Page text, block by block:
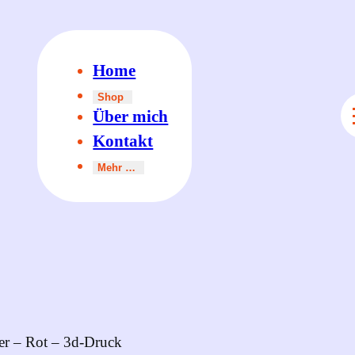
Home
Shop
Über mich
Kontakt
Mehr …
– Rot – 3d-Druck